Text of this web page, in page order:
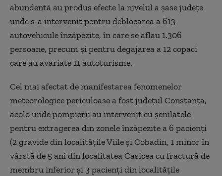
abundentă au produs efecte la nivelul a șasejudețe
unde s-a intervenit pentru deblocarea a 613
autovehiculeînzăpezite, în care se aflau 1.306
persoane, precum și pentru degajarea a 12 copaci
care au avariate 11 autoturisme.
Cel mai afectat de manifestarea fenomenelor
meteorologice periculoase a fost județul Constanța,
acolo unde pompierii au intervenit cu șenilatele
pentru extragerea din zonele înzăpezite a 6 pacienți
(2 gravide din localitățile Viile și Cobadin, 1 minor în
vârstă de 5 ani din localitatea Casicea cu fractură de
membru inferior și 3 pacienți din localitățile